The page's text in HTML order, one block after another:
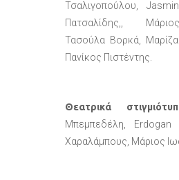
Τσαλιγοπούλου,
Πατσαλίδης,,
Τασούλα Βορκά, Μαρίζα
Πανίκος Πιστέντης.
Θεατρικά
Μπεμπεδέλη, Erdogan
Χαραλάμπους, Μάριος